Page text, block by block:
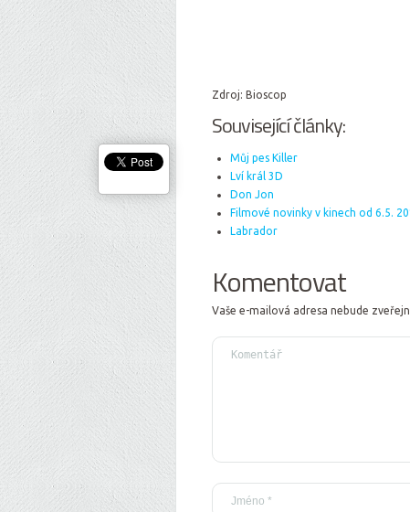
Zdroj: Bioscop
Související články:
Můj pes Killer
Lví král 3D
Don Jon
Filmové novinky v kinech od 6.5.
Labrador
Komentovat
Vaše e-mailová adresa nebude